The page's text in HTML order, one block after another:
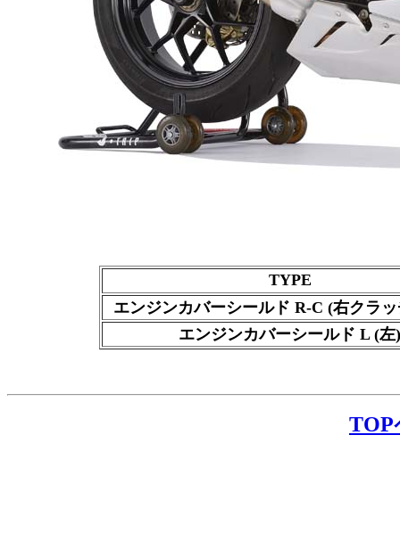
TYPE
エンジンカバーシールド R-C (右クラ
エンジンカバーシールド L (左)
TOP